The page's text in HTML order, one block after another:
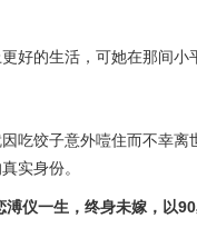
好的生活，可她在那间小
吃饺子意外噎住而不幸
实身份。
溥仪一生，终身未嫁，以